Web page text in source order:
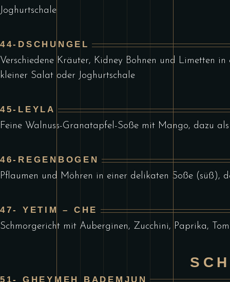
Joghurtschale
44-DSCHUNGEL
Verschiedene Kräuter, Kidney Bohnen und Limetten
kleiner Salat oder Joghurtschale
45-LEYLA
Feine Walnuss-Granatapfel-Soße mit Mango, dazu
46-REGENBOGEN
Pflaumen und Möhren in einer delikaten Soße (süß),
47- YETIM – CHE
Schmorgericht mit Auberginen, Zucchini, Paprika,
51- GHEYMEH BADEMJUN